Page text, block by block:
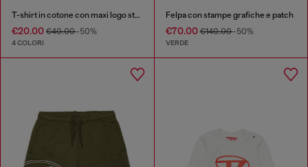
T-shirt in cotone con maxi logo stampato
€20.00 €40.00-50%
4 COLORI
Felpa con stampe grafiche e patch
€70.00€140.00-50%
VERDE